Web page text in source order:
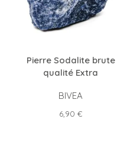
Pierre Sodalite brute
qualité Extra
BIVEA
Prix
6,90 €